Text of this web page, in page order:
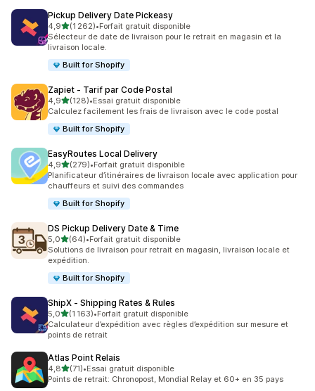
Pickup Delivery Date Pickeasy
4,9étoile(s) sur 5
(1 262)
1262 avis au total
•Forfait gratuit disponible
Sélecteur de date de livraison pour le retrait en magasin et la
livraison locale.
Built for Shopify
Zapiet ‑ Tarif par Code Postal
4,9étoile(s) sur 5
(128)
128 avis au total
•Essai gratuit disponible
Calculez facilement les frais de livraison avec le code postal
Built for Shopify
EasyRoutes Local Delivery
4,9étoile(s) sur 5
(279)
279 avis au total
•Forfait gratuit disponible
Planificateur d’itinéraires de livraison locale avec application pour
chauffeurs et suivi des commandes
Built for Shopify
DS Pickup Delivery Date & Time
5,0étoile(s) sur 5
(64)
64 avis au total
•Forfait gratuit disponible
Solutions de livraison pour retrait en magasin, livraison locale et
expédition.
Built for Shopify
ShipX ‑ Shipping Rates & Rules
5,0étoile(s) sur 5
(1 163)
1163 avis au total
•Forfait gratuit disponible
Calculateur d’expédition avec règles d’expédition sur mesure et
points de retrait
Atlas Point Relais
4,8étoile(s) sur 5
(71)
71 avis au total
•Essai gratuit disponible
Points de retrait: Chronopost, Mondial Relay et 60+ en 35 pays